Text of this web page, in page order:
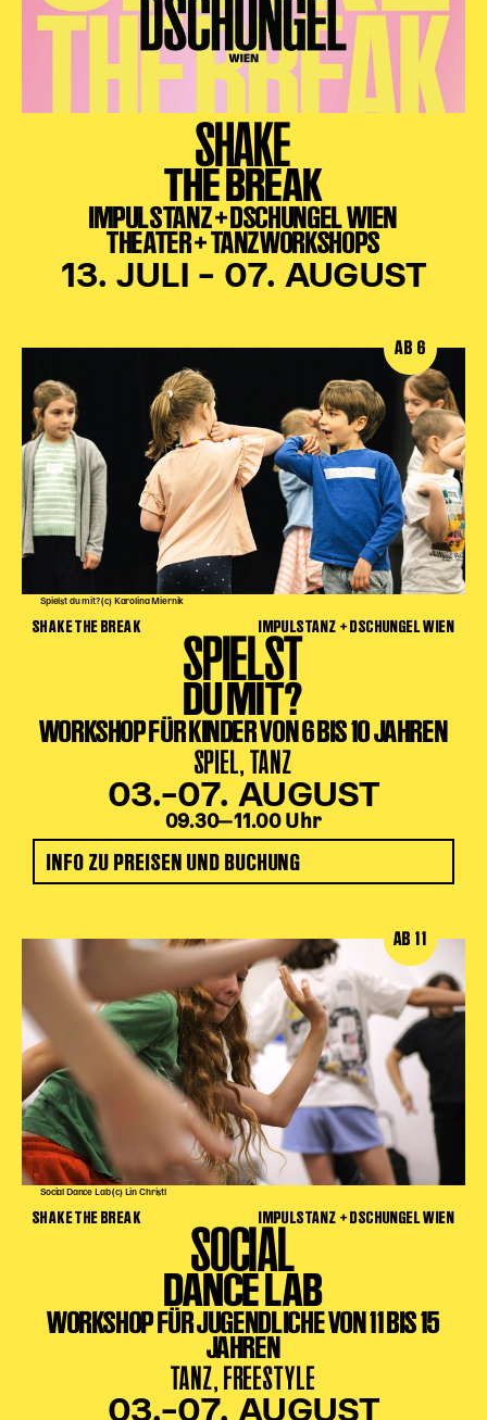
SHAKE
THE BREAK
IMPULSTANZ + DSCHUNGEL WIEN
THEATER + TANZWORKSHOPS
13. JULI – 07. AUGUST
Spielst du mit? (c) Karolina Miernik
AB 6
SHAKE THE BREAK IMPULSTANZ + DSCHUNGEL WIEN
SPIELST
DU MIT?
WORKSHOP FÜR KINDER VON 6 BIS 10 JAHREN
SPIEL, TANZ
03.–07. AUGUST
09.30‒11.00 Uhr
INFO ZU PREISEN UND BUCHUNG
Social Dance Lab (c) Lin Christl
AB 11
SHAKE THE BREAK IMPULSTANZ + DSCHUNGEL WIEN
SOCIAL
DANCE LAB
WORKSHOP FÜR JUGENDLICHE VON 11 BIS 15
JAHREN
TANZ, FREESTYLE
03.–07. AUGUST